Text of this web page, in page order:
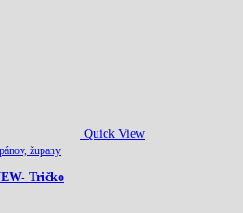
Quick View
župany
Tričko